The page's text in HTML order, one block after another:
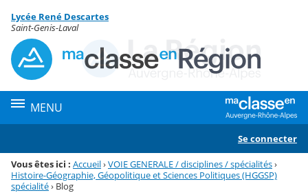
Menu de la rubrique
Contenu
Lycée René Descartes
Saint-Genis-Laval
MENU
Se connecter
Vous êtes ici : Accueil›VOIE GENERALE / disciplines / spécialités›
Histoire-Géographie, Géopolitique et Sciences Politiques (HGGSP)
spécialité› Blog